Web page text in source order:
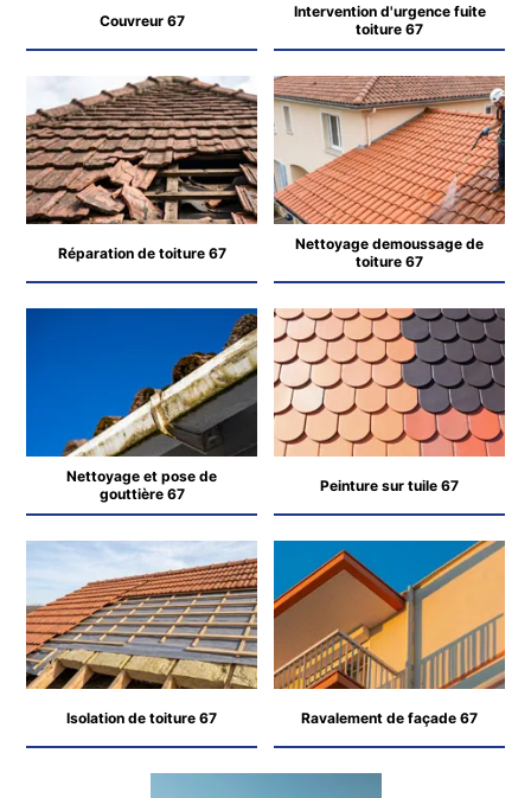
Couvreur 67
Intervention d'urgence fuite
toiture 67
Réparation de toiture 67
Nettoyage demoussage de
toiture 67
Nettoyage et pose de
gouttière 67
Peinture sur tuile 67
Isolation de toiture 67 Ravalement de façade 67